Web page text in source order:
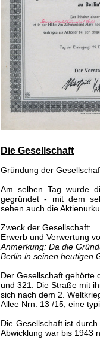
Die Gesellschaft
Gründung der
Am selben Tag wurde
gegründet - mit dem
sehen auch die
Zweck der Gesellschaft:
Erwerb und Verwertung
Anmerkung: Da die
Berlin in seinen heutigen
Der Gesellschaft gehörte
und 321. Die Straße mit
sich nach dem 2.
Allee Nrn. 13 /15, eine
Die Gesellschaft ist
Abwicklung war bis 1943